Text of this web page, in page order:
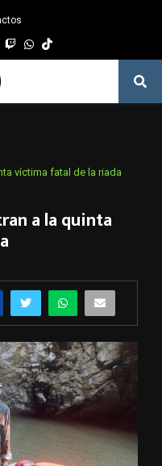
TwitchWhatsapp
víctima fatal de la riada
a la quinta